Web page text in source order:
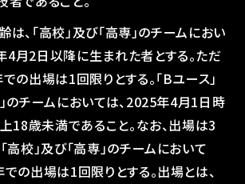
、「高校」及び「高専」のチームにおい
4月2日以降に生まれた者とする。ただ
の出場は1回限りとする。「Bユース」
のチームにおいては、2025年4月1日時
18歳未満であること。なお、出場は3
高校」及び「高専」のチームにおいて
の出場は1回限りとする。出場とは、